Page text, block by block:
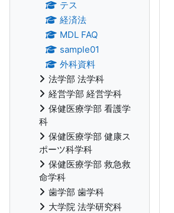
テス
経済法
MDL FAQ
sample01
外科資料
法学部 法学科
経営学部 経営学科
保健医療学部 看護学
科
保健医療学部 健康ス
ポーツ科学科
保健医療学部 救急救
命学科
歯学部 歯学科
大学院 法学研究科